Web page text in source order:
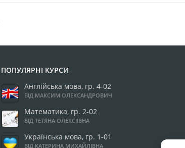
ПОПУЛЯРНІ КУРСИ
Англійська мова, гр. 4-02
ВІД МАКСИМ ОЛЕКСАНДРОВИЧ
Математика, гр. 2-02
ВІД ТЕТЯНА ОЛЕКСІЇВНА
Українська мова, гр. 1-01
ВІД КАТЕРИНА МИХАЙЛІВНА